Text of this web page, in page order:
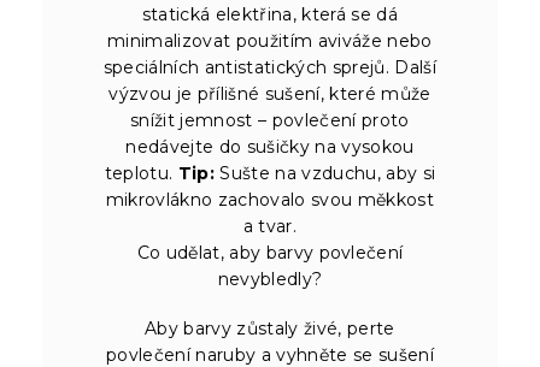
statická elektřina, která se dá
minimalizovat použitím aviváže nebo
speciálních antistatických sprejů. Další
výzvou je přílišné sušení, které může
snížit jemnost – povlečení proto
nedávejte do sušičky na vysokou
teplotu. Tip: Sušte na vzduchu, aby si
mikrovlákno zachovalo svou měkkost
a tvar.
Co udělat, aby barvy povlečení
nevybledly?
Aby barvy zůstaly živé, perte
povlečení naruby a vyhněte se sušení